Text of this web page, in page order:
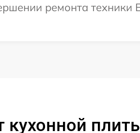
ремонта техники